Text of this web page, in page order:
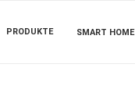
PRODUKTE SMART HOME